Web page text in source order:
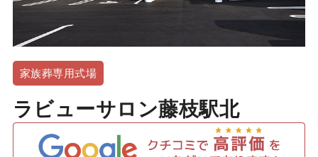
家族葬専用式場
ラビューサロン藤枝駅北